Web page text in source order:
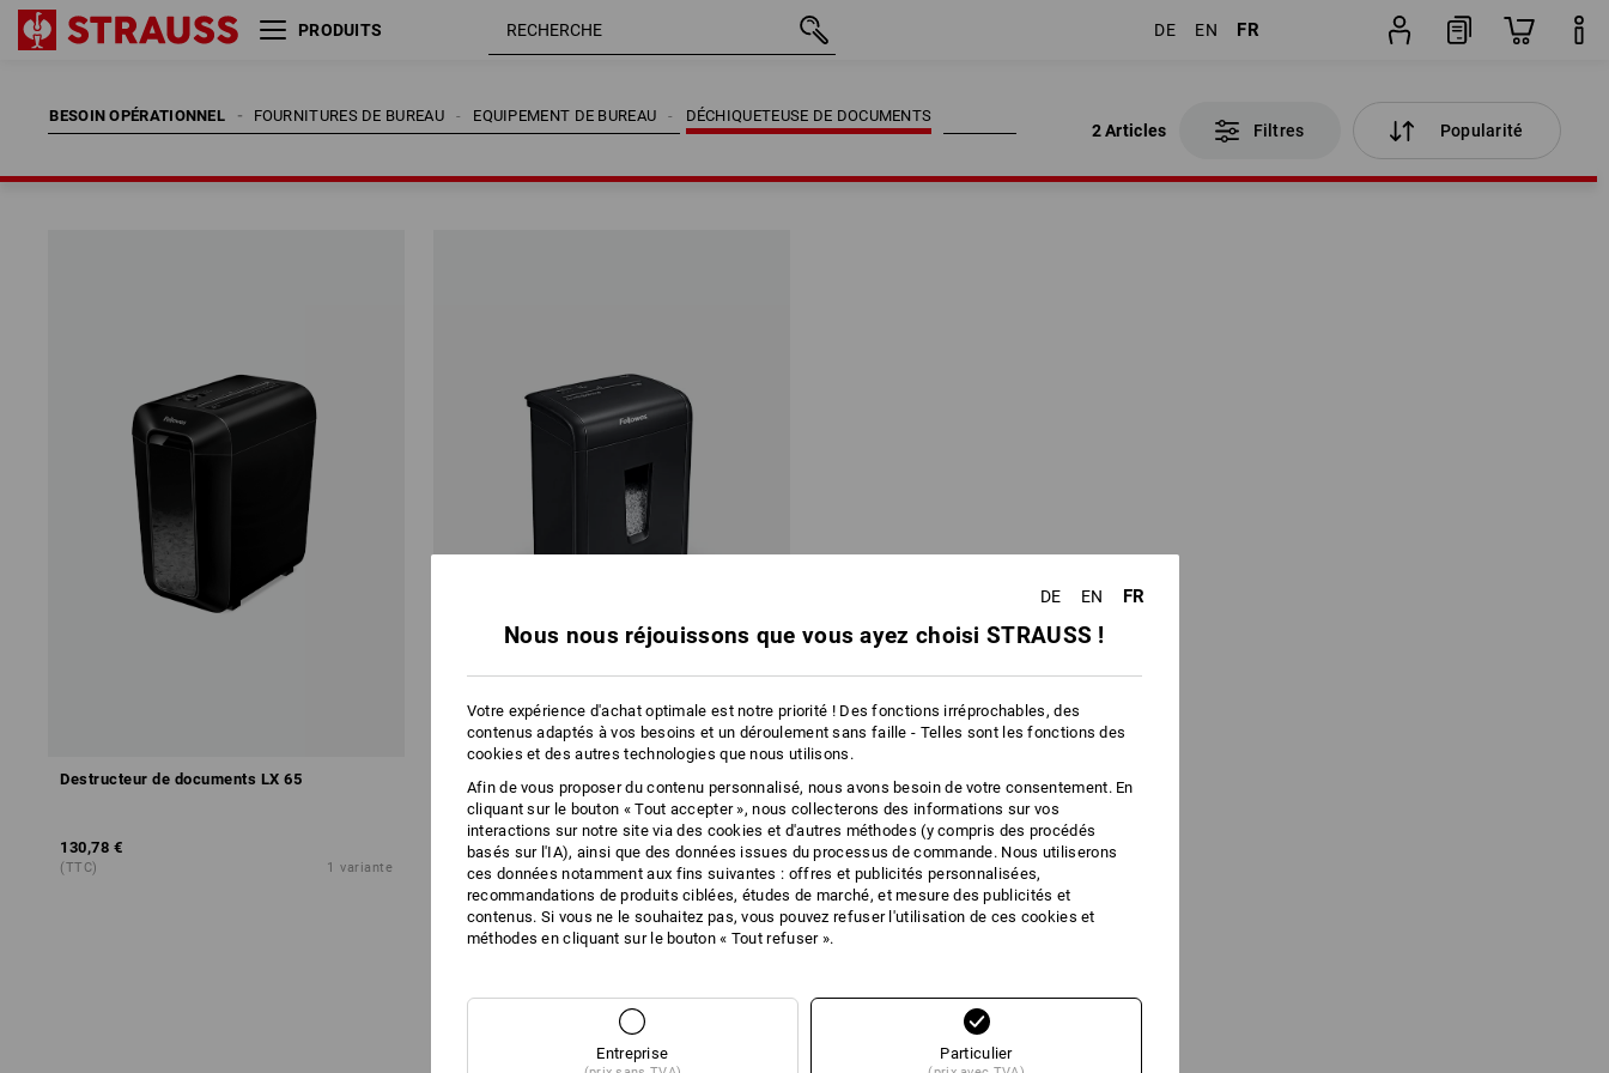
PRODUITS DE EN FR
BESOIN OPÉRATIONNEL DÉCHIQUETEUSE DE DOCUMENTS
EQUIPEMENT DE BUREAU
FOURNITURES DE BUREAU
2 Articles Filtres Popularité
BESOIN OPÉRATIONNEL DÉCHIQUETEUSE DE DOCUMENTS
EQUIPEMENT DE BUREAU
FOURNITURES DE BUREAU
2 Articles Filtres Popularité
Destructeur de documents LX 65
130,78 €
(TTC) 1 variante
Destructeur de documents 10M
214,08 €
(TTC) 1 variante
Vous avez déjà consulté 2 articles sur un total de 2 articles.
DE EN FR
Nous nous réjouissons que vous ayez choisi STRAUSS !
Votre expérience d'achat optimale est notre priorité ! Des fonctions irréprochables, des
contenus adaptés à vos besoins et un déroulement sans faille - Telles sont les fonctions des
cookies et des autres technologies que nous utilisons.
Afin de vous proposer du contenu personnalisé, nous avons besoin de votre consentement. En
cliquant sur le bouton « Tout accepter », nous collecterons des informations sur vos
interactions sur notre site via des cookies et d'autres méthodes (y compris des procédés
basés sur l'IA), ainsi que des données issues du processus de commande. Nous utiliserons
ces données notamment aux fins suivantes : offres et publicités personnalisées,
recommandations de produits ciblées, études de marché, et mesure des publicités et
contenus. Si vous ne le souhaitez pas, vous pouvez refuser l'utilisation de ces cookies et
méthodes en cliquant sur le bouton « Tout refuser ».
Entreprise Particulier